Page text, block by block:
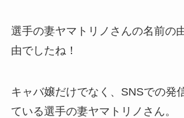
選手の妻ヤマトリノさんの名前の
由でしたね！
キャバ嬢だけでなく、SNSでの発
ている選手の妻ヤマトリノさん。